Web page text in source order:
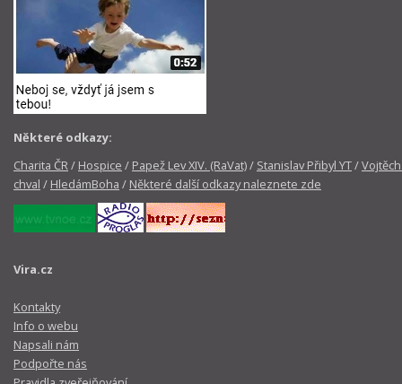
Některé odkazy:
Charita ČR/ Hospice / Papež Lev XIV. (RaVat)/ Stanislav Přibyl YT/
chval / HledámBoha / Některé další odkazy naleznete zde
Vira.cz
Kontakty
Info o webu
Napsali nám
Podpořte nás